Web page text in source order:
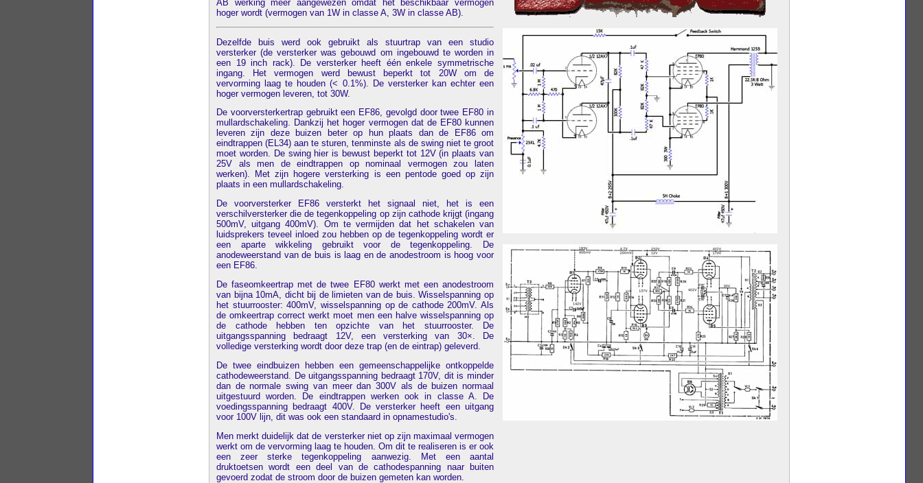
AB werking meer aangewezen omdat het beschikbaar vermogen
hoger wordt (vermogen van 1W in classe A, 3W in classe AB).
Dezelfde buis werd ook gebruikt als stuurtrap van een studio
versterker (de versterker was gebouwd om ingebouwd te worden in
een 19 inch rack). De versterker heeft één enkele symmetrische
ingang. Het vermogen werd bewust beperkt tot 20W om de
vervorming laag te houden (< 0.1%). De versterker kan echter een
hoger vermogen leveren, tot 30W.
De voorversterkertrap gebruikt een EF86, gevolgd door twee EF80 in
mullardschakeling. Dankzij het hoger vermogen dat de EF80 kunnen
leveren zijn deze buizen beter op hun plaats dan de EF86 om
eindtrappen (EL34) aan te sturen, tenminste als de swing niet te groot
moet worden. De swing hier is bewust beperkt tot 12V (in plaats van
25V als men de eindtrappen op nominaal vermogen zou laten
werken). Met zijn hogere versterking is een pentode goed op zijn
plaats in een mullardschakeling.
De voorversterker EF86 versterkt het signaal niet, het is een
verschilversterker die de tegenkoppeling op zijn cathode krijgt (ingang
500mV, uitgang 400mV). Om te vermijden dat het schakelen van
luidsprekers teveel inloed zou hebben op de tegenkoppeling wordt er
een aparte wikkeling gebruikt voor de tegenkoppeling. De
anodeweerstand van de buis is laag en de anodestroom is hoog voor
een EF86.
De faseomkeertrap met de twee EF80 werkt met een anodestroom
van bijna 10mA, dicht bij de limieten van de buis. Wisselspanning op
het stuurrooster: 400mV, wisselspanning op de cathode 200mV. Als
de omkeertrap correct werkt moet men een halve wisselspanning op
de cathode hebben ten opzichte van het stuurrooster. De
uitgangsspanning bedraagt 12V, een versterking van 30×. De
volledige versterking wordt door deze trap (en de eintrap) geleverd.
De twee eindbuizen hebben een gemeenschappelijke ontkoppelde
cathodeweerstand. De uitgangsspanning bedraagt 170V, dit is minder
dan de normale swing van meer dan 300V als de buizen normaal
uitgestuurd worden. De eindtrappen werken ook in classe A. De
voedingsspanning bedraagt 400V. De versterker heeft een uitgang
voor 100V lijn, dit was ook een standaard in opnamestudio's.
Men merkt duidelijk dat de versterker niet op zijn maximaal vermogen
werkt om de vervorming laag te houden. Om dit te realiseren is er ook
een zeer sterke tegenkoppeling aanwezig. Met een aantal
druktoetsen wordt een deel van de cathodespanning naar buiten
gevoerd zodat de stroom door de buizen gemeten kan worden.